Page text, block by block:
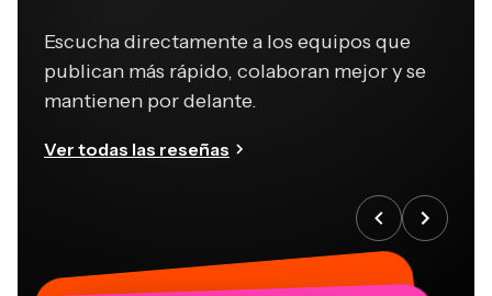
Escucha directamente a los equipos que
publican más rápido, colaboran mejor y se
mantienen por delante.
Ver todas las reseñas